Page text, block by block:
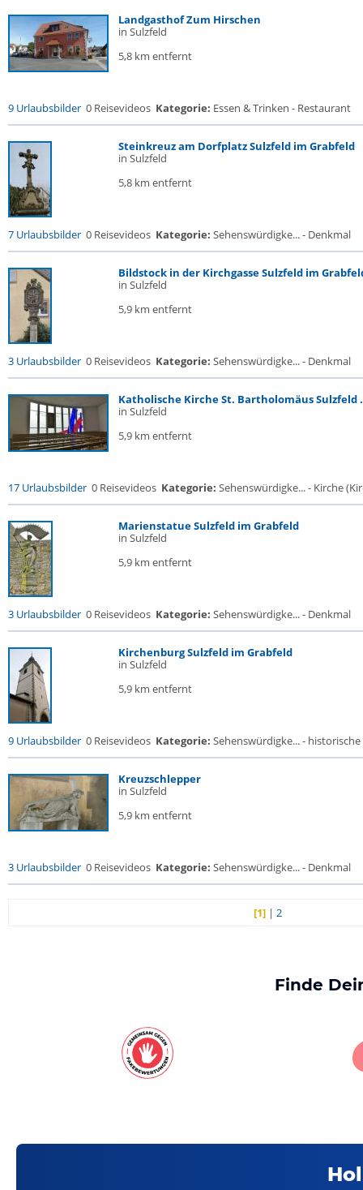
Landgasthof Zum Hirschen
in Sulzfeld
5,8 km entfernt
9 Urlaubsbilder 0 Reisevideos Kategorie: Essen & Trinken - Restaurant
Steinkreuz am Dorfplatz Sulzfeld im Grabfeld
in Sulzfeld
5,8 km entfernt
7 Urlaubsbilder 0 Reisevideos Kategorie: Sehenswürdigke... - Denkmal
Bildstock in der Kirchgasse Sulzfeld im
in Sulzfeld
5,9 km entfernt
3 Urlaubsbilder 0 Reisevideos Kategorie: Sehenswürdigke... - Denkmal
Katholische Kirche St. Bartholomäus Sulzfeld
in Sulzfeld
5,9 km entfernt
17 Urlaubsbilder 0 Reisevideos Kategorie: Sehenswürdigke... - Kirche
Marienstatue Sulzfeld im Grabfeld
in Sulzfeld
5,9 km entfernt
3 Urlaubsbilder 0 Reisevideos Kategorie: Sehenswürdigke... - Denkmal
Kirchenburg Sulzfeld im Grabfeld
in Sulzfeld
5,9 km entfernt
9 Urlaubsbilder 0 Reisevideos Kategorie: Sehenswürdigke... - historische
Kreuzschlepper
in Sulzfeld
5,9 km entfernt
3 Urlaubsbilder 0 Reisevideos Kategorie: Sehenswürdigke... - Denkmal
[1] |2
Finde